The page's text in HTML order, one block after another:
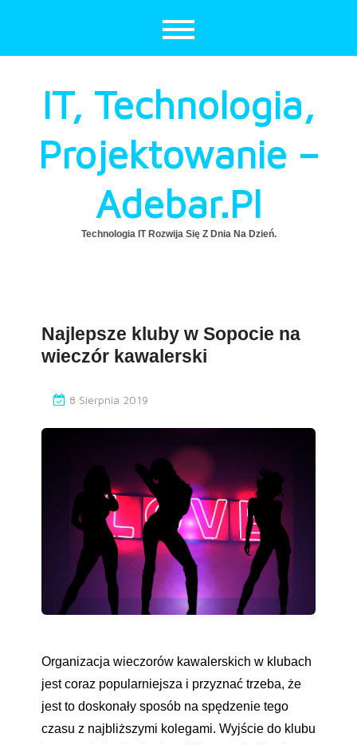
IT, Technologia,
Projektowanie –
Adebar.pl
Technologia IT Rozwija Się Z Dnia Na Dzień.
Najlepsze kluby w Sopocie na
wieczór kawalerski
8 Sierpnia 2019
Organizacja wieczorów kawalerskich w klubach
jest coraz popularniejsza i przyznać trzeba, że
jest to doskonały sposób na spędzenie tego
czasu z najbliższymi kolegami. Wyjście do klubu